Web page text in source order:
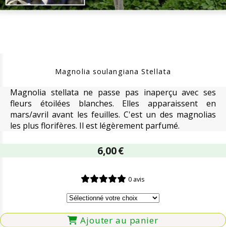
Magnolia soulangiana Stellata
Magnolia stellata ne passe pas inaperçu avec ses
fleurs étoilées blanches. Elles apparaissent en
mars/avril avant les feuilles. C'est un des magnolias
les plus florifères. Il est légèrement parfumé.
6,00€
0 avis
Ajouter au panier